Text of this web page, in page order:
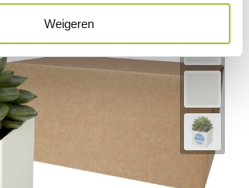
Weigeren